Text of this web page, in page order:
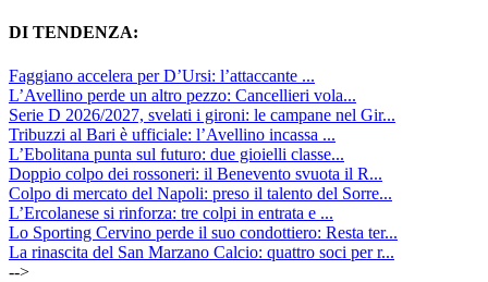
DI TENDENZA:
Faggiano accelera per D’Ursi: l’attaccante ...
L’Avellino perde un altro pezzo: Cancellieri vola...
Serie D 2026/2027, svelati i gironi: le campane nel Gir...
Tribuzzi al Bari è ufficiale: l’Avellino incassa ...
L’Ebolitana punta sul futuro: due gioielli classe...
Doppio colpo dei rossoneri: il Benevento svuota il R...
Colpo di mercato del Napoli: preso il talento del Sorre...
L’Ercolanese si rinforza: tre colpi in entrata e ...
Lo Sporting Cervino perde il suo condottiero: Resta ter...
La rinascita del San Marzano Calcio: quattro soci per r...
-->